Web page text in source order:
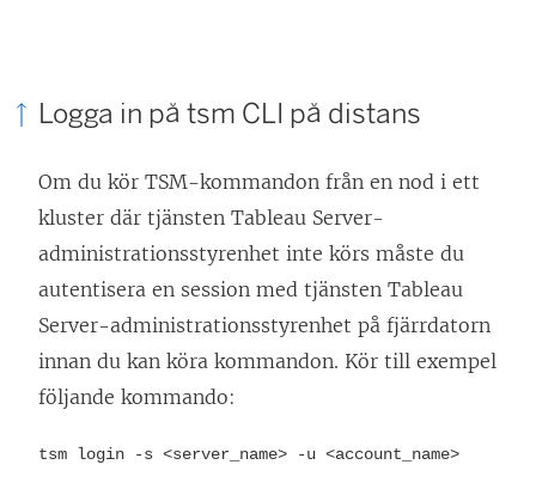
Logga in på tsm CLI på distans
Om du kör TSM-kommandon från en nod i ett
kluster där tjänsten Tableau Server-
administrationsstyrenhet inte körs måste du
autentisera en session med tjänsten Tableau
Server-administrationsstyrenhet på fjärrdatorn
innan du kan köra kommandon. Kör till exempel
följande kommando:
tsm login -s <server_name> -u <account_name>